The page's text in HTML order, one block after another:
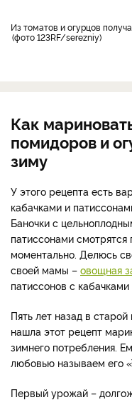
Из томатов и огурцов
фото 123RF/serezniy
Как
помидоров и
зиму
У этого рецепта есть
кабачками и
Баночки с
патиссонами
моментально. Делюсь
своей мамы – овощная
патиссонов с
Пять лет назад в
нашла этот рецепт
зимнего потребления.
любовью называем его
Первый урожай –